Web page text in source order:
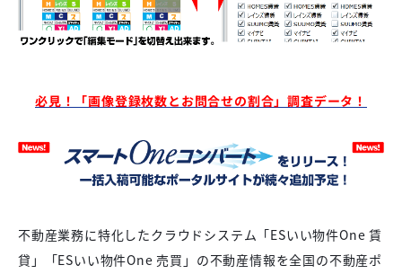
必見！「画像登録枚数とお問合せの割合」調査データ！
不動産業務に特化したクラウドシステム「ESいい物件One 賃
貸」「ESいい物件One 売買」の不動産情報を全国の不動産ポ